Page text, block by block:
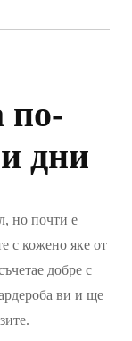
по-
дни
но почти е
с кожено яке от
добре с
ви и ще